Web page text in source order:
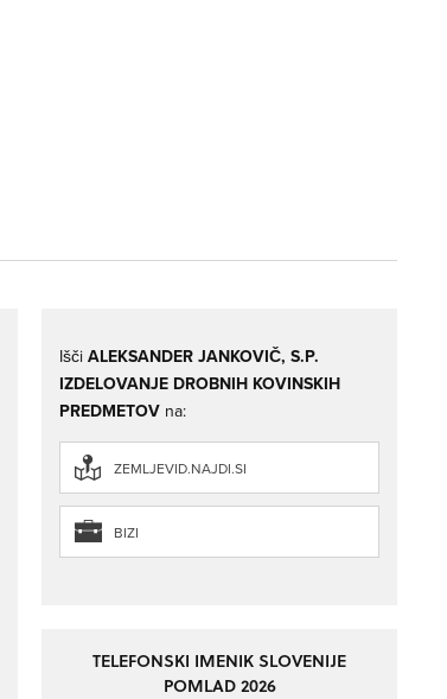
IščiALEKSANDER JANKOVIČ, S.P.
IZDELOVANJE DROBNIH KOVINSKIH
PREDMETOV na:
ZEMLJEVID.NAJDI.SI
BIZI
TELEFONSKI IMENIK SLOVENIJE
POMLAD 2026